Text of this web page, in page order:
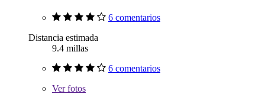
6 comentarios
Distancia estimada
9.4 millas
6 comentarios
Verfotos